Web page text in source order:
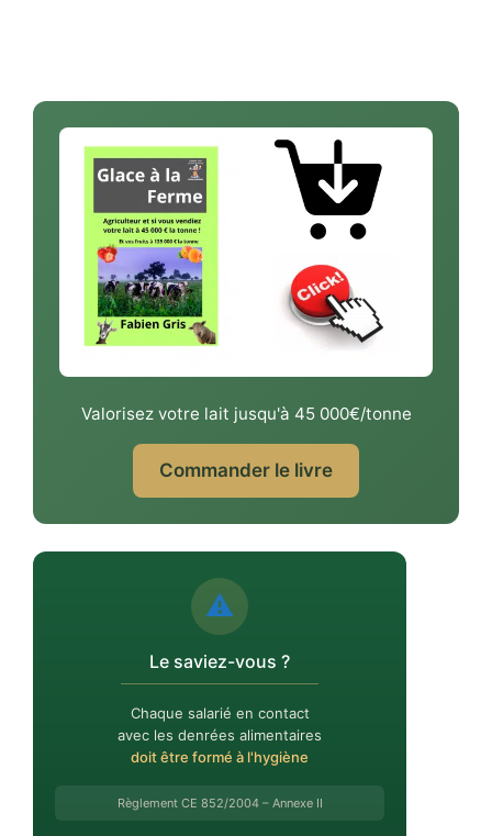
Valorisez votre lait jusqu'à 45 000€/tonne
Commander le livre
⚠️
Le saviez-vous ?
Chaque salarié en contact
avec les denrées alimentaires
doit être formé à l'hygiène
Règlement CE 852/2004 – Annexe II